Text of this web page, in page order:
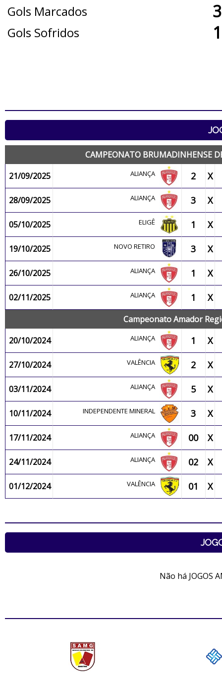
Gols Marcados
Gols Sofridos
CAMPEONATO BRUMADINHENSE
21/09/2025
ALIANÇA 2 X
28/09/2025 ALIANÇA 3 X
05/10/2025 ELIGÊ 1 X
19/10/2025 NOVO RETIRO 3 X
26/10/2025 ALIANÇA 1 X
02/11/2025 ALIANÇA 1 X
Campeonato Amador
20/10/2024
ALIANÇA 1 X
27/10/2024 VALÊNCIA 2 X
03/11/2024 ALIANÇA 5 X
10/11/2024 INDEPENDENTE MINERAL 3 X
17/11/2024 ALIANÇA 00 X
24/11/2024 ALIANÇA 02 X
01/12/2024 VALÊNCIA 01 X
Não há JOGOS